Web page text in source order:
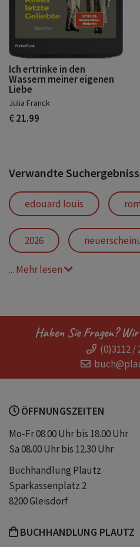
Ich ertrinke in den
Wassern meiner eigenen
Liebe
Julia Franck
€ 21.99
Verwandte
edouard louis
2026
coming-of-age
preisgekreisgekröntes
paris
... Mehr lesen
Haben Sie Fragen?
(0)3112 /
ÖFFNUNGSZEITEN
Mo-Fr 08.00 Uhr bis 18.00 Uhr
Sa 08.00 Uhr bis 12.30 Uhr
Buchhandlung Plautz
Sparkassenplatz 2
8200 Gleisdorf
BUCHHANDLUNG PLAUTZ